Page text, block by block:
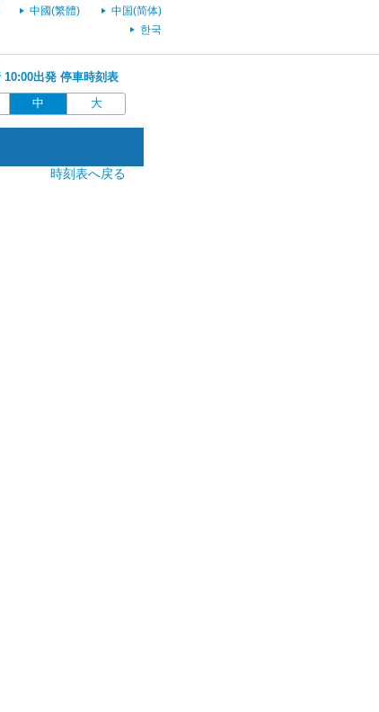
中國(繁體)
中国(简体)
한국
10:00出発 停車時刻表
中 大
時刻表へ戻る